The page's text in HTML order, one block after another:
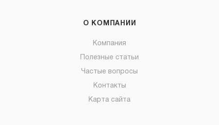
О КОМПАНИИ
Компания
Полезные статьи
Частые вопросы
Контакты
Карта сайта